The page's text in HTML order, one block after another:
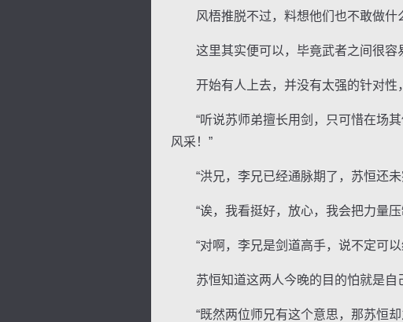
风梧推脱不过，料想他们也不敢做什
这里其实便可以，毕竟武者之间很容
开始有人上去，并没有太强的针对性
“听说苏师弟擅长用剑，只可惜在场其
风采！”
“洪兄，李兄已经通脉期了，苏恒还未
“诶，我看挺好，放心，我会把力量压
“对啊，李兄是剑道高手，说不定可以
苏恒知道这两人今晚的目的怕就是自
“既然两位师兄有这个意思，那苏恒却